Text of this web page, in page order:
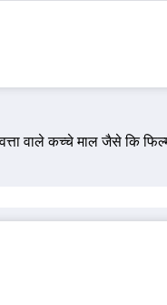
वाले कच्चे माल जैसे कि